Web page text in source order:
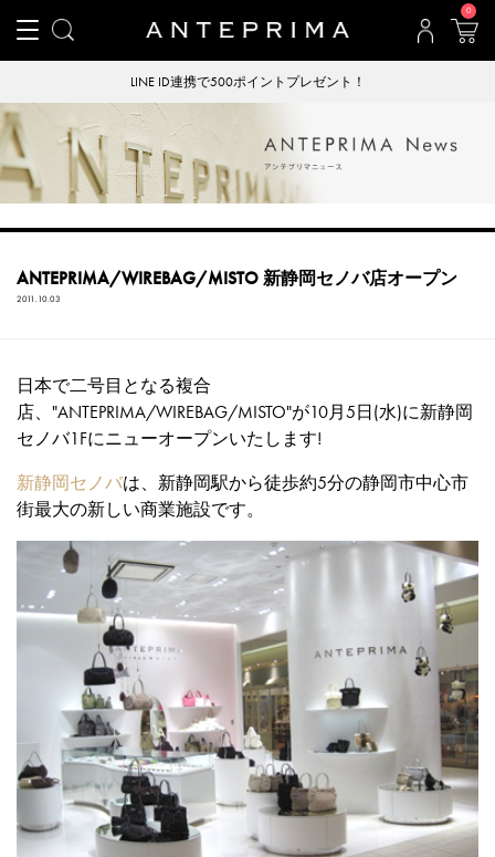
0
LINE ID連携で500ポイントプレゼント！
ANTEPRIMA/WIREBAG/MISTO 新静岡セノバ店オープン
2011.10.03
日本で二号目となる複合
店、"ANTEPRIMA/WIREBAG/MISTO"が10月5日(水)に新静岡
セノバ1Fにニューオープンいたします!
新静岡セノバは、新静岡駅から徒歩約5分の静岡市中心市
街最大の新しい商業施設です。